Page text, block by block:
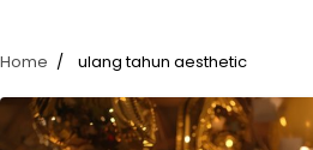
Home ulang tahun aesthetic